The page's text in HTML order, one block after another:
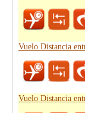
Vuelo Distancia
Vuelo Distancia